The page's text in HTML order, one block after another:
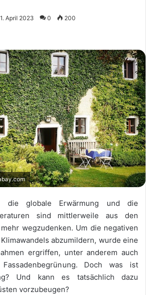
April 2023 0 200
die globale Erwärmung und die
sind mittlerweile aus den
wegzudenken. Um die negativen
abzumildern, wurde eine
ergriffen, unter anderem auch
Doch was ist
Und kann es tatsächlich dazu
vorzubeugen?